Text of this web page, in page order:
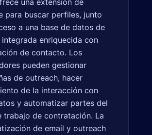
para buscar perfiles, junto
a una base de datos de
enriquecida con
de contacto. Los
pueden gestionar
de outreach, hacer
de la interacción con
y automatizar partes del
trabajo de contratación. La
de email y outreach